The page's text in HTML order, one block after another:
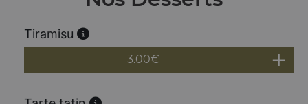
Tiramisu
3.00€